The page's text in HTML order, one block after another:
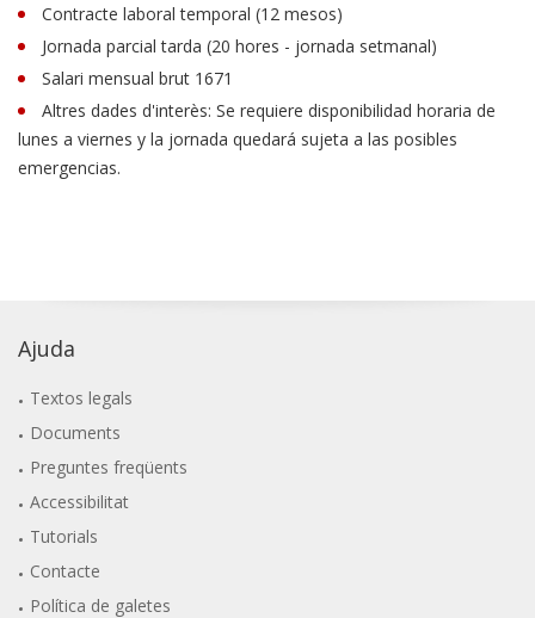
Contracte laboral temporal (12 mesos)
Jornada parcial tarda (20 hores - jornada setmanal)
Salari mensual brut 1671
Altres dades d'interès: Se requiere disponibilidad horaria de
lunes a viernes y la jornada quedará sujeta a las posibles
emergencias.
Ajuda
Textos legals
Documents
Preguntes freqüents
Accessibilitat
Tutorials
Contacte
Política de galetes